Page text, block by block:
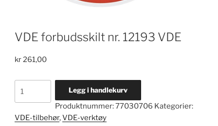
VDE forbudsskilt nr. 12193 VDE
kr261,00
forbudsskilt
12193
Legg i handlekurv
Produktnummer:77030706 Kategorier:
VDE-tilbehør,VDE-verktøy